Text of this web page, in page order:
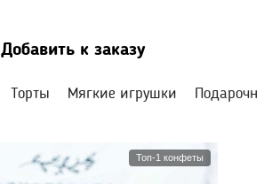
Добавить к заказу
Торты Мягкие игрушки
Топ-1 конфеты